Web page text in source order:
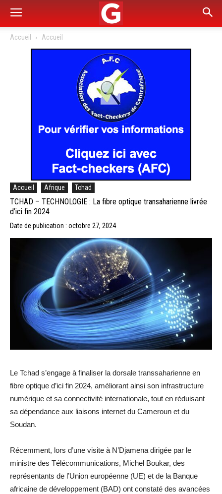
Accueil Accueil
Accueil Afrique Tchad
TCHAD – TECHNOLOGIE : La fibre optique transaharienne livrée
d’ici fin 2024
Date de publication : octobre 27, 2024
Le Tchad s’engage à finaliser la dorsale transsaharienne en
fibre optique d’ici fin 2024, améliorant ainsi son infrastructure
numérique et sa connectivité internationale, tout en réduisant
sa dépendance aux liaisons internet du Cameroun et du
Soudan.
Récemment, lors d’une visite à N’Djamena dirigée par le
ministre des Télécommunications, Michel Boukar, des
représentants de l’Union européenne (UE) et de la Banque
africaine de développement (BAD) ont constaté des avancées